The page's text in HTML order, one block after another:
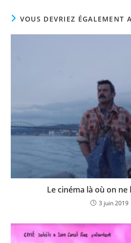
VOUS DEVRIEZ ÉGALEMENT
Le cinéma là où on ne
3 juin 2019